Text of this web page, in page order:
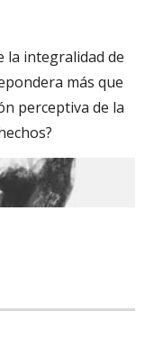
la integralidad de
más que
perceptiva de la